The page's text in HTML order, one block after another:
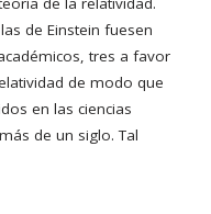
de Einstein fuesen
tres a favor
de modo que
en las ciencias
de un siglo. Tal